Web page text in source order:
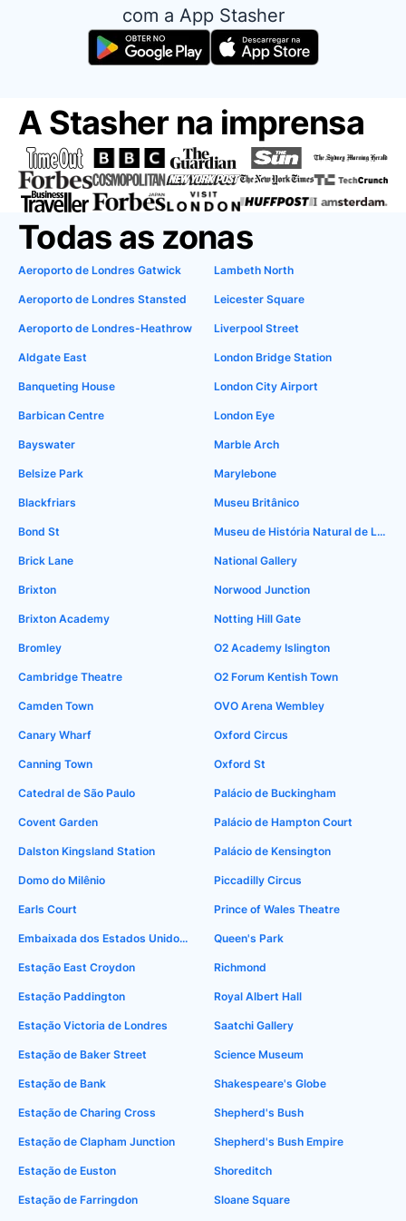
com a App Stasher
A Stasher na imprensa
Todas as zonas
Aeroporto de Londres Gatwick
Aeroporto de Londres Stansted
Aeroporto de Londres-Heathrow
Aldgate East
Banqueting House
Barbican Centre
Bayswater
Belsize Park
Blackfriars
Bond St
Brick Lane
Brixton
Brixton Academy
Bromley
Cambridge Theatre
Camden Town
Canary Wharf
Canning Town
Catedral de São Paulo
Covent Garden
Dalston Kingsland Station
Domo do Milênio
Earls Court
Embaixada dos Estados Unidos em Londres
Estação East Croydon
Estação Paddington
Estação Victoria de Londres
Estação de Baker Street
Estação de Bank
Estação de Charing Cross
Estação de Clapham Junction
Estação de Euston
Estação de Farringdon
Lambeth North
Leicester Square
Liverpool Street
London Bridge Station
London City Airport
London Eye
Marble Arch
Marylebone
Museu Britânico
Museu de História Natural de Londres
National Gallery
Norwood Junction
Notting Hill Gate
O2 Academy Islington
O2 Forum Kentish Town
OVO Arena Wembley
Oxford Circus
Oxford St
Palácio de Buckingham
Palácio de Hampton Court
Palácio de Kensington
Piccadilly Circus
Prince of Wales Theatre
Queen's Park
Richmond
Royal Albert Hall
Saatchi Gallery
Science Museum
Shakespeare's Globe
Shepherd's Bush
Shepherd's Bush Empire
Shoreditch
Sloane Square